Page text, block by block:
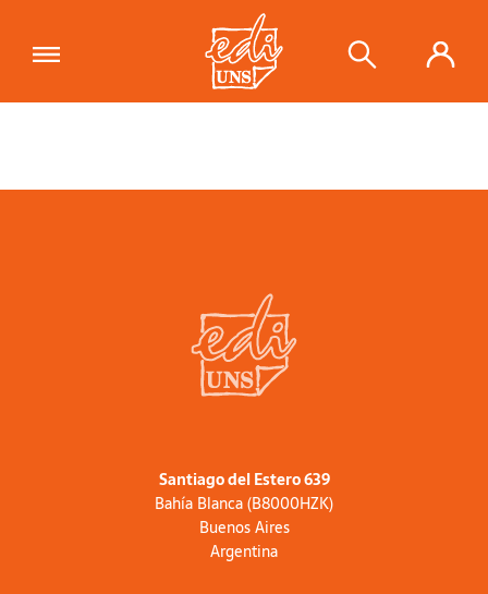
Santiago del Estero 639
Bahía Blanca (B8000HZK)
Buenos Aires
Argentina